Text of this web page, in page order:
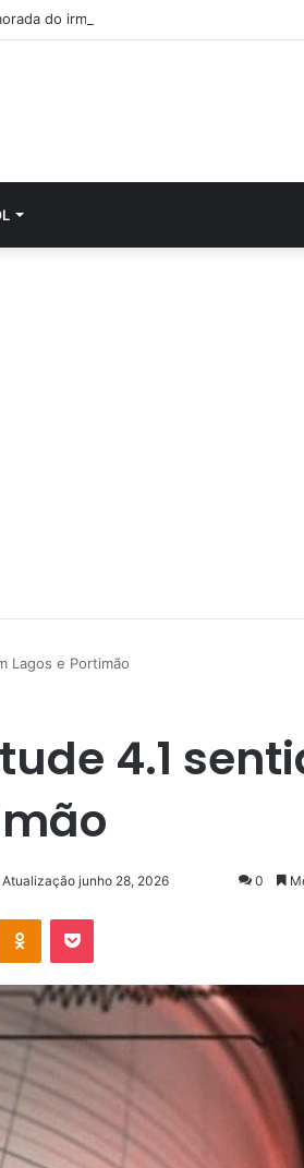
do irmão de Diogo Jota cumpre
Lagos e Portimão
4.1
Atualização junho 28, 2026 0
OK Pocket